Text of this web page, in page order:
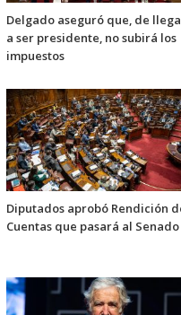
Delgado aseguró que, de
a ser presidente, no subirá los
impuestos
Diputados aprobó Rendición
Cuentas que pasará al Senado